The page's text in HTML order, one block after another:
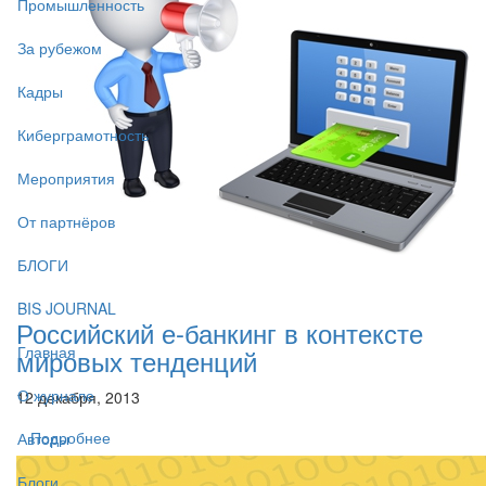
Промышленность
За рубежом
Кадры
Киберграмотность
Мероприятия
От партнёров
БЛОГИ
BIS JOURNAL
Главная
О журнале
Авторы
Блоги
Российский е-банкинг в контексте
мировых тенденций
12 декабря, 2013
Подробнее